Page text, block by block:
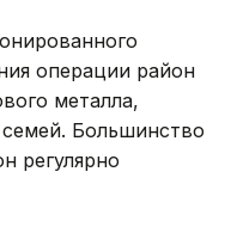
операции район
металла,
Большинство
регулярно